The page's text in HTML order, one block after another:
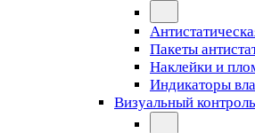
Пакеты
Наклейки и
Индикаторы
Визуальный контроль